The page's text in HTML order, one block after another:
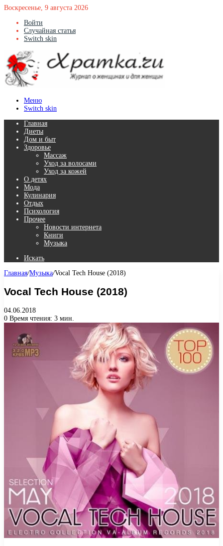
Воскресенье, 9 августа 2026
Войти
Случайная статья
Switch skin
Меню
Switch skin
Главная
Диеты
Дом и быт
Здоровье
Массаж
Уход за волосами
Уход за кожей
О детях
Мода
Кулинария
Отдых
Психология
Прочее
Новости интернета
Книги
Музыка
Искать
Главная/Музыка/Vocal Tech House (2018)
Vocal Tech House (2018)
04.06.2018
0 Время чтения: 3 мин.